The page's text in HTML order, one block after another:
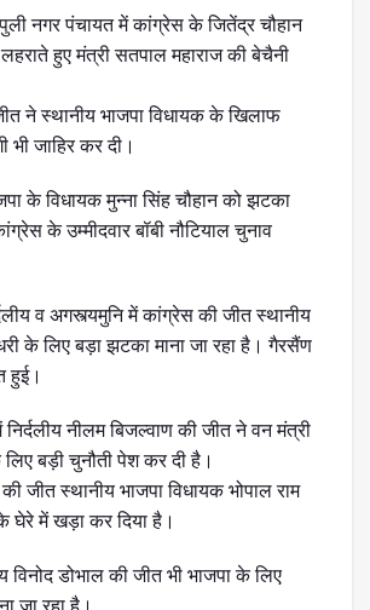
नगर पंचायत में कांग्रेस के जितेंद्र चौहान
हुए मंत्री सतपाल महाराज की बेचैनी
ने स्थानीय भाजपा विधायक के खिलाफ
भी जाहिर कर दी।
के विधायक मुन्ना सिंह चौहान को झटका
के उम्मीदवार बॉबी नौटियाल चुनाव
व अगस्त्यमुनि में कांग्रेस की जीत स्थानीय
के लिए बड़ा झटका माना जा रहा है। गैरसैंण
हुई।
निर्दलीय नीलम बिजल्वाण की जीत ने वन मंत्री
बड़ी चुनौती पेश कर दी है।
जीत स्थानीय भाजपा विधायक भोपाल राम
घेरे में खड़ा कर दिया है।
विनोद डोभाल की जीत भी भाजपा के लिए